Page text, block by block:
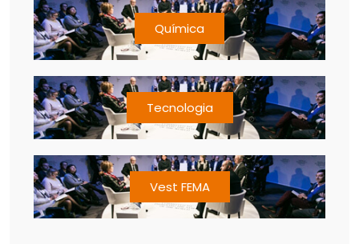
Química
Tecnologia
Vest FEMA